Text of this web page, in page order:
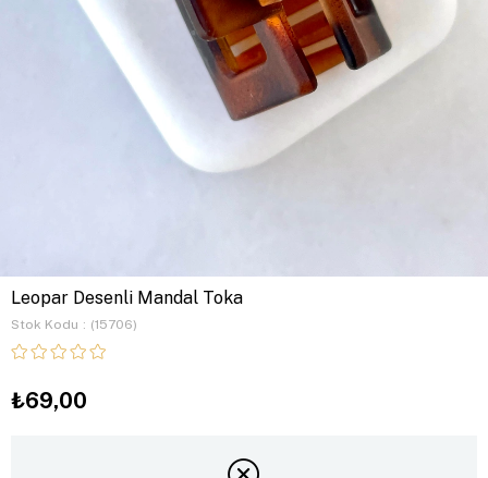
Leopar Desenli Mandal Toka
Stok Kodu (15706)
₺69,00